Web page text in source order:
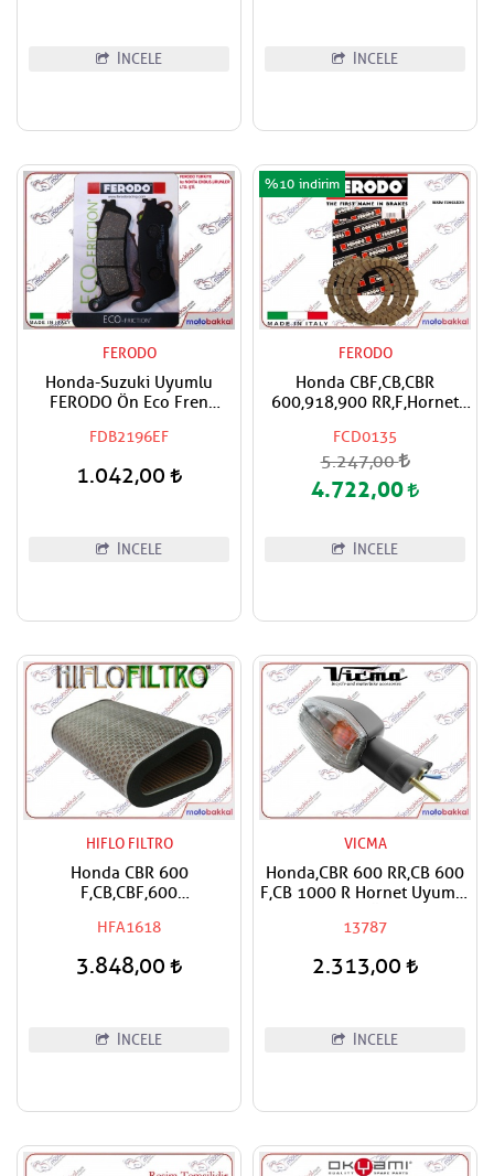
İNCELE İNCELE
FERODO
Honda-Suzuki Uyumlu
FERODO Ön Eco Fren
FDB2196EF
1.042,00
İNCELE
FERODO
Honda CBF,CB,CBR
600,918,900 RR,F,Hornet
Takımı
FCD0135
%10
5.247,00
4.722,00
İNCELE
HIFLO FILTRO
Honda CBR 600
F,CB,CBF,600
Filtresi
HFA1618
3.848,00
İNCELE
VICMA
Honda,CBR 600 RR,CB 600
F,CB 1000 R Hornet Uyumlu
13787
2.313,00
İNCELE